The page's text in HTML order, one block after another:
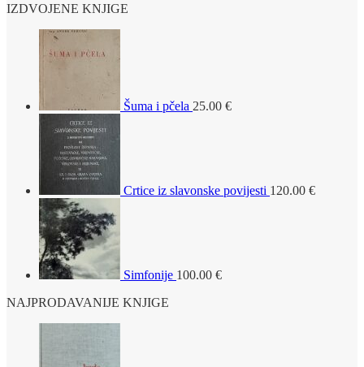
IZDVOJENE KNJIGE
Šuma i pčela 25.00 €
Crtice iz slavonske povijesti 120.00 €
Simfonije 100.00 €
NAJPRODAVANIJE KNJIGE